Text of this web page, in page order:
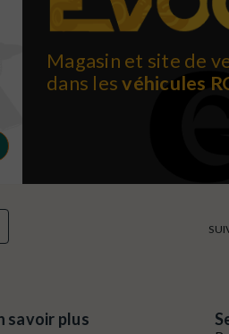
Magasin et site de
dans lesvéhicules
savoir plus